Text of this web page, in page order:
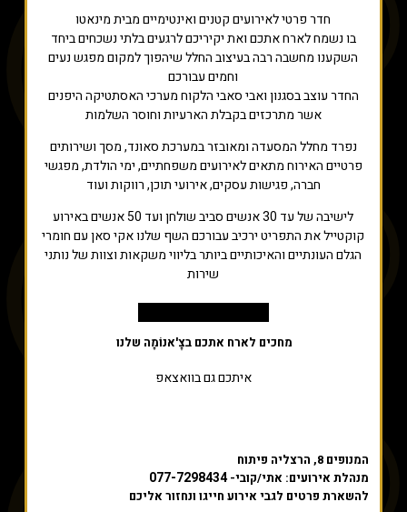
חדר פרטי לאירועים קטנים ואינטימיים מבית מינאטו
בו נשמח לארח אתכם ואת יקיריכם לרגעים בלתי נשכחים ביחד
השקענו מחשבה רבה בעיצוב החלל שיהפוך למקום מפגש נעים
וחמים עבורכם
החדר עוצב בסגנון ואבי סאבי הלקוח מערכי האסתטיקה היפנים
אשר מתרכזים בקבלת הארעיות וחוסר השלמות
נפרד מחלל המסעדה ומאובזר במערכת סאונד, מסך ושירותים
פרטיים האירוח מתאים לאירועים משפחתיים, ימי הולדת, מפגשי
חברה, פגישות עסקים, אירועי תוכן, רווקות ועוד
לישיבה של עד 30 אנשים סביב שולחן ועד 50 אנשים באירוע
קוקטייל את התפריט ירכיב עבורכם השף שלנו אקי סאן עם חומרי
הגלם העונתיים והאיכותיים ביותר בליווי משקאות וצוות של נותני
שירות
מחכים לארח אתכם בצׇ'אנוֹמָה שלנו
איתכם גם בוואצאפ
המנופים 8, הרצליה פיתוח
מנהלת אירועים: אתי/קובי-077-7298434
להשארת פרטים לגבי אירוע חייגו ונחזור אליכם